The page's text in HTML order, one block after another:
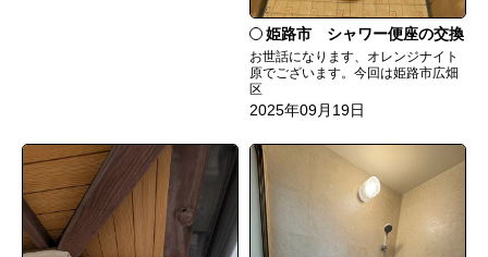
姫路市 シャワー便座の交換
お世話になります、オレンジナイト
原でございます。今回は姫路市広畑
区
2025年09月19日